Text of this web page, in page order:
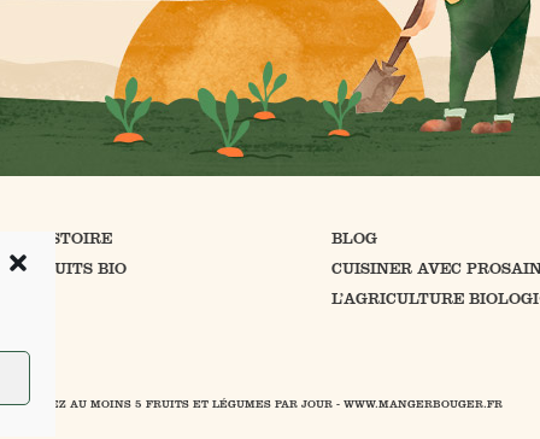
HISTOIRE
BLOG
PRODUITS BIO
CUISINER AVEC
L’AGRICULTURE
MANGEZ AU MOINS 5 FRUITS ET LÉGUMES PAR JOUR - WWW.MANGERBOUGER.FR